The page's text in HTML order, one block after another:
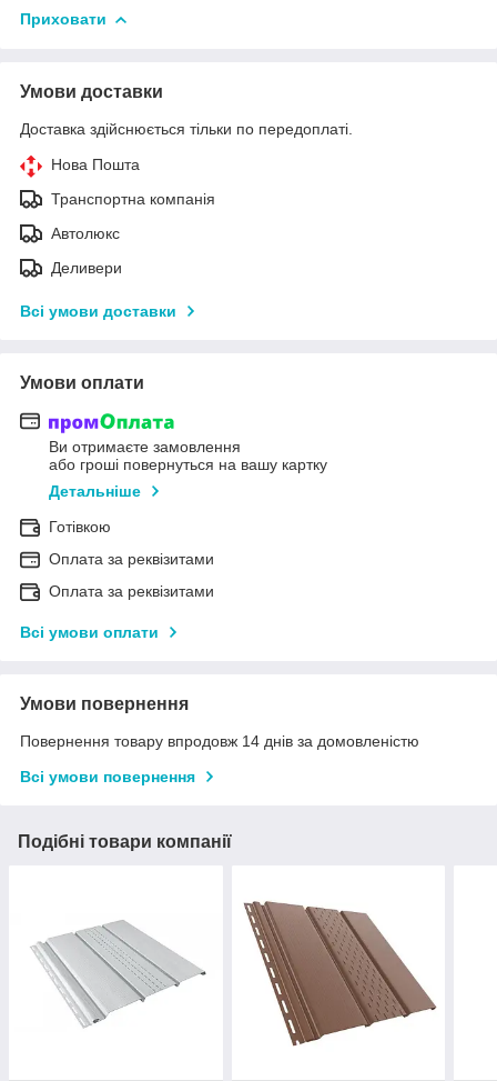
Приховати
Умови доставки
Доставка здійснюється тільки по передоплаті.
Нова Пошта
Транспортна компанія
Автолюкс
Деливери
Всі умови доставки
Умови оплати
Ви отримаєте замовлення
або гроші повернуться на вашу картку
Детальніше
Готівкою
Оплата за реквізитами
Оплата за реквізитами
Всі умови оплати
Умови повернення
Повернення товару впродовж 14 днів за домовленістю
Всі умови повернення
Подібні товари компанії